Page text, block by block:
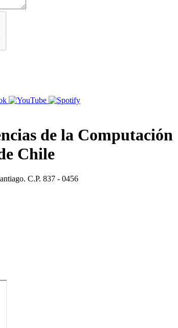
de la Computación
Chile
C.P. 837 - 0456